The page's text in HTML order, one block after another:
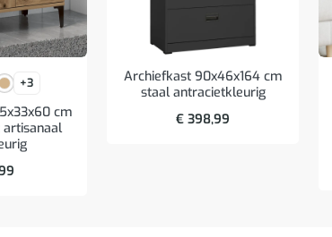
+3
cm
Archiefkast 90x46x164 cm
staal antracietkleurig
€ 398,99